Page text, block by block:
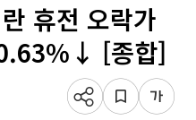
휴전 오락가
[종합]